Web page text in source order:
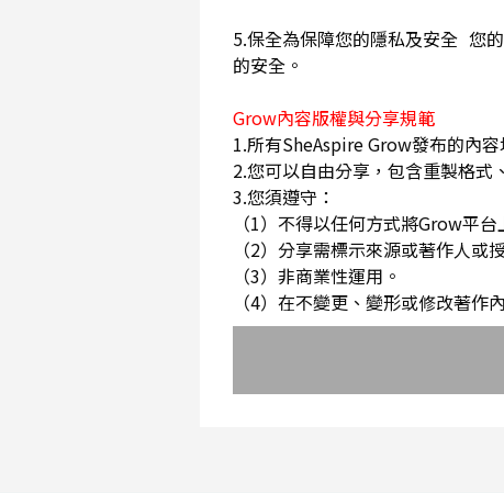
5.保全為保障您的隱私及安全 您
的安全。
Grow內容版權與分享規範
1.所有SheAspire Grow發布的內
2.您可以自由分享，包含重製格式
3.您須遵守：
（1）不得以任何方式將Grow平
（2）分享需標示來源或著作人或
（3）非商業性運用。
（4）在不變更、變形或修改著作